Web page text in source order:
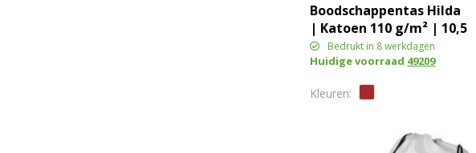
Boodschappentas Hilda
| Katoen 110 g/m² | 10,5
l
Bedrukt in 8 werkdagen
Huidige voorraad 49209